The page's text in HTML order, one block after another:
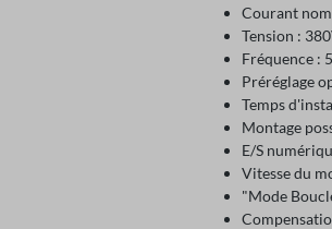
Courant
Tension :
Fréquence :
Préréglage
Temps
Montage
E/S
Vitesse du
"Mode